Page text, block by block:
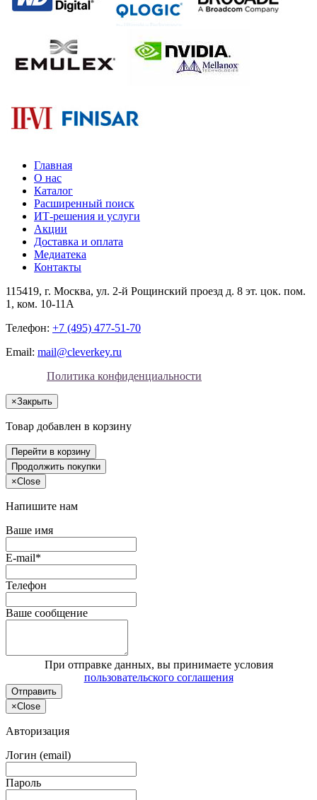
Главная
О нас
Каталог
Расширенный поиск
ИТ-решения и услуги
Акции
Доставка и оплата
Медиатека
Контакты
115419, г. Москва, ул. 2-й Рощинский проезд д. 8 эт. цок. пом.
1, ком. 10-11А
Телефон: +7 (495) 477-51-70
Email: mail@cleverkey.ru
Политика конфиденциальности
×Закрыть
Товар добавлен в корзину
Перейти в корзину
Продолжить покупки
×Close
Напишите нам
Ваше имя
E-mail*
Телефон
Ваше сообщение
При отправке данных, вы принимаете условия
пользовательского соглашения
Отправить
×Close
Авторизация
Логин (email)
Пароль